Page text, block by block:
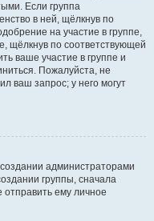
Если группа
в ней, щёлкнув по
на участие в группе,
щёлкнув по соответствующей
ваше участие в группе и
Пожалуйста, не
ваш запрос; у него могут
администраторами
группы, сначала
ему личное